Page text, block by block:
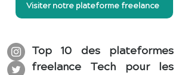
Visiter notre plateforme freelance
Top 10 des plateformes
freelance Tech pour les